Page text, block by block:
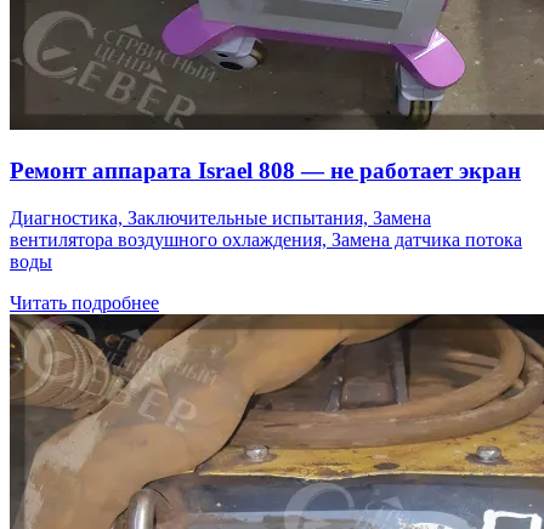
Ремонт аппарата Israel 808 — не работает экран
Диагностика, Заключительные испытания, Замена
вентилятора воздушного охлаждения, Замена датчика потока
воды
Читать подробнее